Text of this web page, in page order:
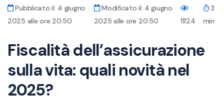
Pubblicato il: 4 giugno
2025 alle ore 20:50
Modificato il: 4 giugno
2025 alle ore 20:50
11124
3
min
Fiscalità dell’assicurazione
sulla vita: quali novità nel
2025?